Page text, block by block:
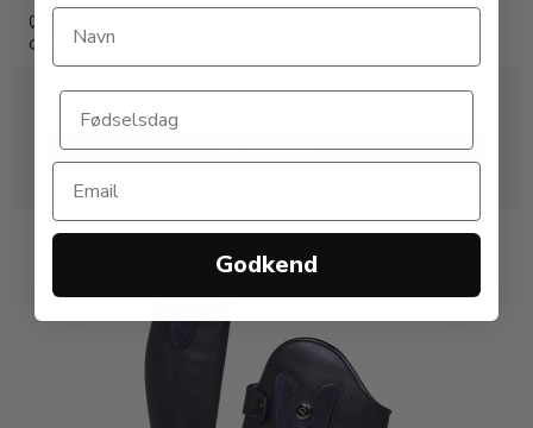
QHP DIAMOND Hårelastik. Sort
QHP
75,00 DKK
VIS PRODUKT
Godkend